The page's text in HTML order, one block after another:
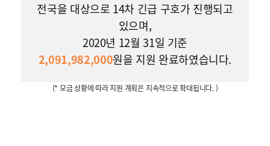
전국을 대상으로 14차 긴급 구호가 진행되고
있으며,
2020년 12월 31일 기준
2,091,982,000원을 지원 완료하였습니다.
(* 모금 상황에 따라 지원 계획은 지속적으로 확대됩니다. )